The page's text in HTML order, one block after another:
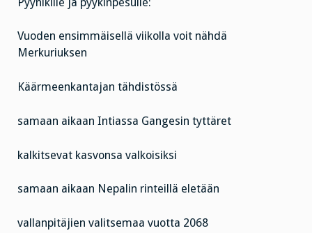
Vuoden ensimmäisellä viikolla voit nähdä
Merkuriuksen
Käärmeenkantajan tähdistössä
samaan aikaan Intiassa Gangesin tyttäret
kalkitsevat kasvonsa valkoisiksi
samaan aikaan Nepalin rinteillä eletään
vallanpitäjien valitsemaa vuotta 2068